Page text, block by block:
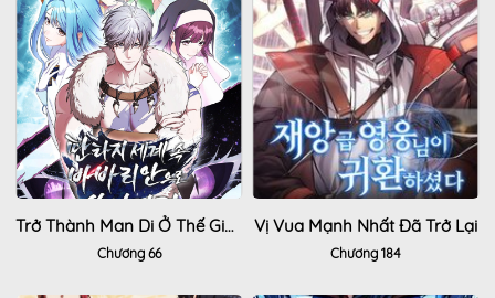
Trở Thành Man Di Ở Thế Giới Fantasy
Chương 66
Vị Vua Mạnh Nhất Đã Trở Lại
Chương 184